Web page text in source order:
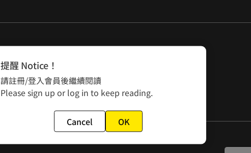
提醒 Notice！
請註冊/登入會員後繼續閱讀
Please sign up or log in to keep reading.
Cancel OK